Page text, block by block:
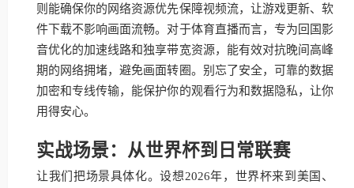
则能确保你的网络资源优先保障视频流，让游戏更新、软
件下载不影响画面流畅。对于体育直播而言，专为回国影
音优化的加速线路和独享带宽资源，能有效对抗晚间高峰
期的网络拥堵，避免画面转圈。别忘了安全，可靠的数据
加密和专线传输，能保护你的观看行为和数据隐私，让你
用得安心。
实战场景：从世界杯到日常联赛
让我们把场景具体化。设想2026年，世界杯来到美国、